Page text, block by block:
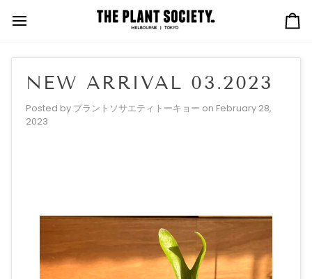
NEW ARRIVAL 03.2023
Posted by プラントソサエティトーキョー on February 28,
2023